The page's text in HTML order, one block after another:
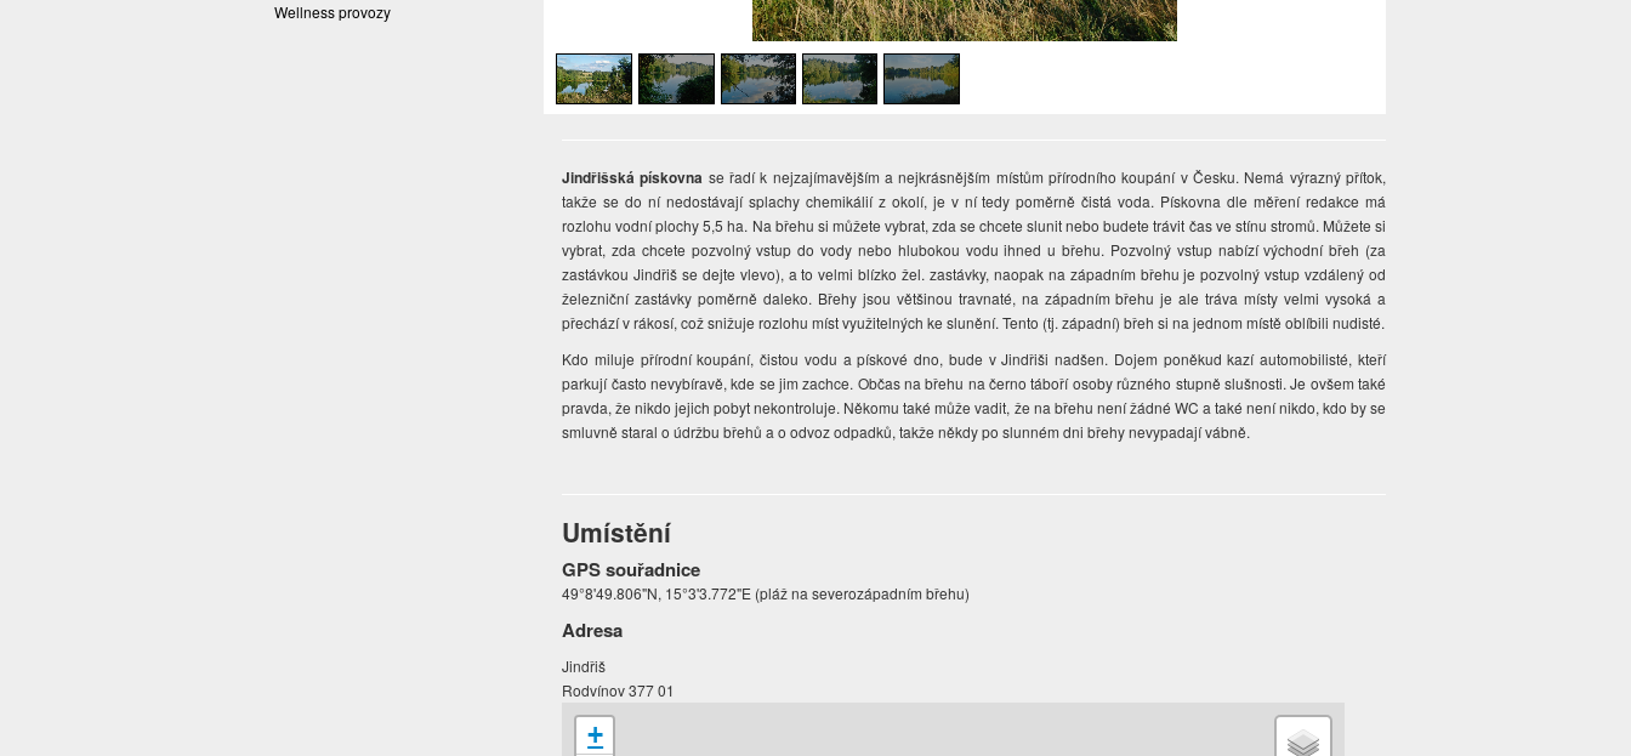
Wellness provozy
Jindřišská pískovna se řadí k nejzajímavějším a nejkrásnějším místům přírodního koupání v Česku. Nemá výrazný přítok,
takže se do ní nedostávají splachy chemikálií z okolí, je v ní tedy poměrně čistá voda. Pískovna dle měření redakce má
rozlohu vodní plochy 5,5 ha. Na břehu si můžete vybrat, zda se chcete slunit nebo budete trávit čas ve stínu stromů. Můžete si
vybrat, zda chcete pozvolný vstup do vody nebo hlubokou vodu ihned u břehu. Pozvolný vstup nabízí východní břeh (za
zastávkou Jindřiš se dejte vlevo), a to velmi blízko žel. zastávky, naopak na západním břehu je pozvolný vstup vzdálený od
železniční zastávky poměrně daleko. Břehy jsou většinou travnaté, na západním břehu je ale tráva místy velmi vysoká a
přechází v rákosí, což snižuje rozlohu míst využitelných ke slunění. Tento (tj. západní) břeh si na jednom místě oblíbili nudisté.
Kdo miluje přírodní koupání, čistou vodu a pískové dno, bude v Jindřiši nadšen. Dojem poněkud kazí automobilisté, kteří
parkují často nevybíravě, kde se jim zachce. Občas na břehu na černo táboří osoby různého stupně slušnosti. Je ovšem také
pravda, že nikdo jejich pobyt nekontroluje. Někomu také může vadit, že na břehu není žádné WC a také není nikdo, kdo by se
smluvně staral o údržbu břehů a o odvoz odpadků, takže někdy po slunném dni břehy nevypadají vábně.
Umístění
GPS souřadnice
49°8'49.806"N, 15°3'3.772"E (pláž na severozápadním břehu)
Adresa
Jindřiš
Rodvínov 377 01
+